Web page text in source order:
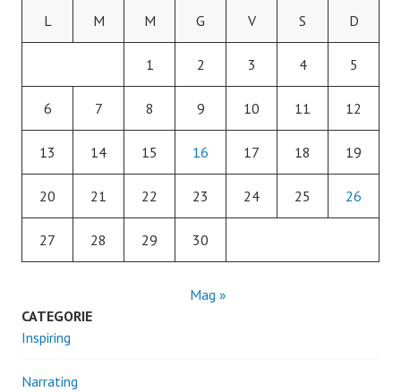
L
M M G V S D
1 2 3 4 5
6 7 8 9 10 11 12
13 14 15 16 17 18 19
20 21 22 23 24 25 26
27 28 29 30
Mag »
CATEGORIE
Inspiring
Narrating